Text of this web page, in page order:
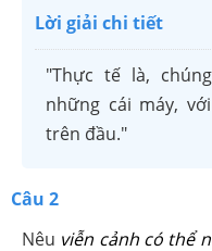
Lời giải chi tiết
"Thực tế là,
những cái máy,
trên đầu."
Câu 2
Nêu viễn cảnh có thể